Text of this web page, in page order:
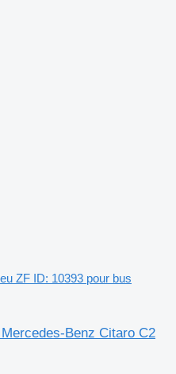
ZF ID: 10393 pour bus
Benz Citaro C2